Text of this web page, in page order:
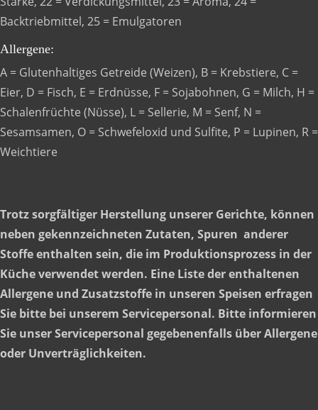
Backtriebmittel, 25 = Emulgatoren
Allergene:
A = Glutenhaltiges Getreide (Weizen), B = Krebstiere, C =
Eier, D = Fisch, E = Erdnüsse, F = Sojabohnen, G = Milch, H =
Schalenfrüchte (Nüsse), L = Sellerie, M = Senf, N =
Sesamsamen, O = Schwefeloxid und Sulfite, P = Lupinen, R =
Weichtiere
Trotz sorgfältiger Herstellung unserer Gerichte, können
neben gekennzeichneten Zutaten, Spuren anderer
Stoffe enthalten sein, die im Produktionsprozess in der
Küche verwendet werden. Eine Liste der enthaltenen
Allergene und Zusatzstoffe in unseren Speisen erfragen
Sie bitte bei unserem Servicepersonal. Bitte informieren
Sie unser Servicepersonal gegebenenfalls über Allergene
oder Unverträglichkeiten.